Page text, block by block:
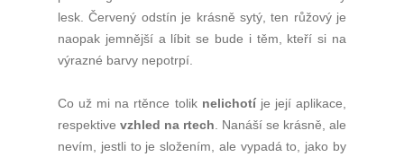
lesk. Červený odstín je krásně sytý, ten růžový je
naopak jemnější a líbit se bude i těm, kteří si na
výrazné barvy nepotrpí.
Co už mi na rtěnce tolik nelichotíje její aplikace,
respektive vzhled na rtech. Nanáší se krásně, ale
nevím, jestli to je složením, ale vypadá to, jako by